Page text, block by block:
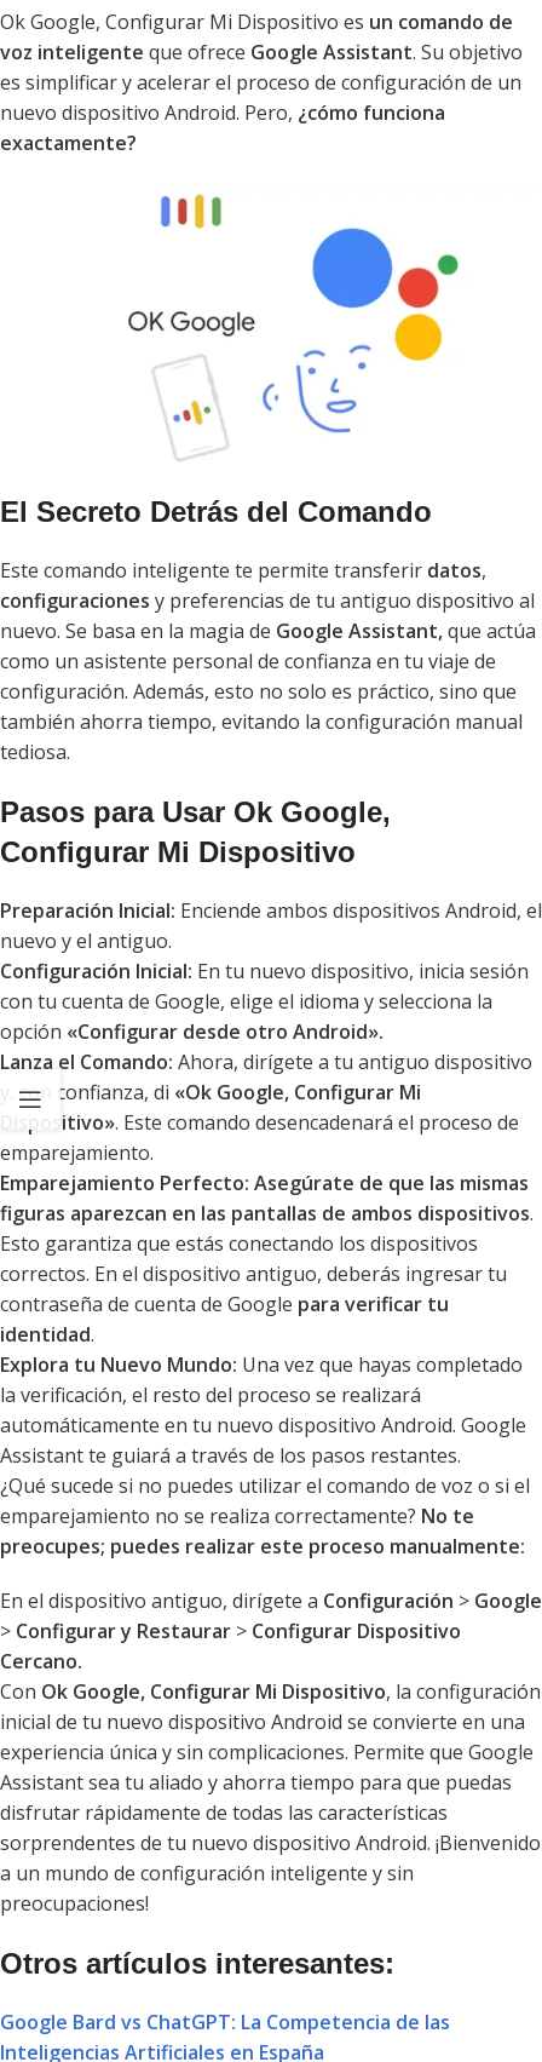
Ok Google, Configurar Mi Dispositivo es un comando de
voz inteligente que ofrece Google Assistant. Su objetivo
es simplificar y acelerar el proceso de configuración de un
nuevo dispositivo Android. Pero, ¿cómo funciona
exactamente?
El Secreto Detrás del Comando
Este comando inteligente te permite transferir datos,
configuraciones y preferencias de tu antiguo dispositivo al
nuevo. Se basa en la magia de Google Assistant,que actúa
como un asistente personal de confianza en tu viaje de
configuración. Además, esto no solo es práctico, sino que
también ahorra tiempo, evitando la configuración manual
tediosa.
Pasos para Usar Ok Google,
Configurar Mi Dispositivo
Preparación Inicial: Enciende ambos dispositivos Android, el
nuevo y el antiguo.
Configuración Inicial: En tu nuevo dispositivo, inicia sesión
con tu cuenta de Google, elige el idioma y selecciona la
opción «Configurar desde otro Android».
Lanza el Comando: Ahora, dirígete a tu antiguo dispositivo
y, con confianza, di «Ok Google, Configurar Mi
Dispositivo». Este comando desencadenará el proceso de
emparejamiento.
Emparejamiento Perfecto: Asegúrate de que las mismas
figuras aparezcan en las pantallas de ambos dispositivos.
Esto garantiza que estás conectando los dispositivos
correctos. En el dispositivo antiguo, deberás ingresar tu
contraseña de cuenta de Google para verificar tu
identidad.
Explora tu Nuevo Mundo: Una vez que hayas completado
la verificación, el resto del proceso se realizará
automáticamente en tu nuevo dispositivo Android. Google
Assistant te guiará a través de los pasos restantes.
¿Qué sucede si no puedes utilizar el comando de voz o si el
emparejamiento no se realiza correctamente? No te
preocupes; puedes realizar este proceso manualmente:
En el dispositivo antiguo, dirígete a Configuración > Google
> Configurar y Restaurar > Configurar Dispositivo
Cercano.
Con Ok Google, Configurar Mi Dispositivo, la configuración
inicial de tu nuevo dispositivo Android se convierte en una
experiencia única y sin complicaciones. Permite que Google
Assistant sea tu aliado y ahorra tiempo para que puedas
disfrutar rápidamente de todas las características
sorprendentes de tu nuevo dispositivo Android. ¡Bienvenido
a un mundo de configuración inteligente y sin
preocupaciones!
Otros artículos interesantes:
Google Bard vs ChatGPT: La Competencia de las
Inteligencias Artificiales en España